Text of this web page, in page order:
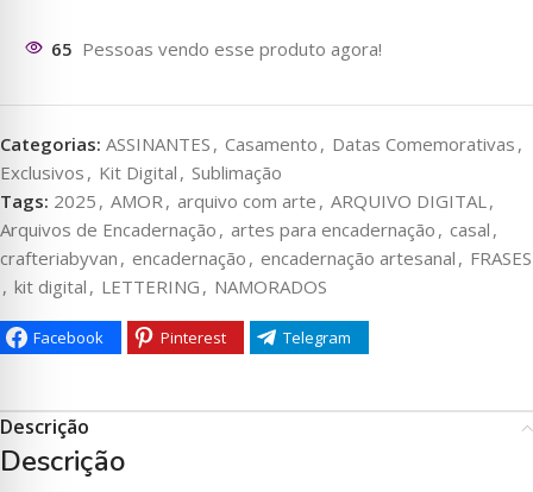
131 Pessoas vendo esse produto agora!
Categorias: ASSINANTES , Casamento , Datas Comemorativas ,
Exclusivos , Kit Digital , Sublimação
Tags: 2025 , AMOR, arquivo com arte , ARQUIVO DIGITAL,
Arquivos de Encadernação , artes para encadernação , casal ,
crafteriabyvan , encadernação , encadernação artesanal , FRASES
, kit digital , LETTERING , NAMORADOS
Facebook Pinterest Telegram
Descrição
Descrição